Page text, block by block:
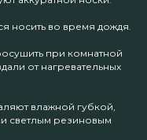
носить во время дождя.
при комнатной
от нагревательных
влажной губкой,
светлым резиновым